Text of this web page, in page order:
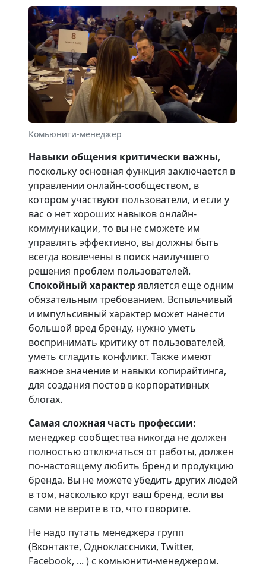
Комьюнити-менеджер
Навыки общения критически важны,
поскольку основная функция заключается в
управлении онлайн-сообществом, в
котором участвуют пользователи, и если у
вас о нет хороших навыков онлайн-
коммуникации, то вы не сможете им
управлять эффективно, вы должны быть
всегда вовлечены в поиск наилучшего
решения проблем пользователей.
Спокойный характерявляется ещё одним
обязательным требованием. Вспыльчивый
и импульсивный характер может нанести
большой вред бренду, нужно уметь
воспринимать критику от пользователей,
уметь сгладить конфликт. Также имеют
важное значение и навыки копирайтинга,
для создания постов в корпоративных
блогах.
Самая сложная часть профессии:
менеджер сообщества никогда не должен
полностью отключаться от работы, должен
по-настоящему любить бренд и продукцию
бренда. Вы не можете убедить других людей
в том, насколько крут ваш бренд, если вы
сами не верите в то, что говорите.
Не надо путать менеджера групп
(Вконтакте, Одноклассники, Twitter,
Facebook, ... ) с комьюнити-менеджером.